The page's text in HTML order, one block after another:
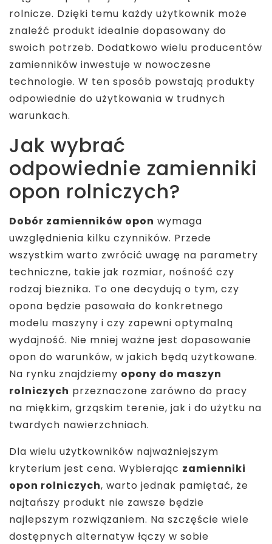
rolnicze. Dzięki temu każdy użytkownik może
znaleźć produkt idealnie dopasowany do
swoich potrzeb. Dodatkowo wielu producentów
zamienników inwestuje w nowoczesne
technologie. W ten sposób powstają produkty
odpowiednie do użytkowania w trudnych
warunkach.
Jak wybrać
odpowiednie zamienniki
opon rolniczych?
Dobór zamienników opon wymaga
uwzględnienia kilku czynników. Przede
wszystkim warto zwrócić uwagę na parametry
techniczne, takie jak rozmiar, nośność czy
rodzaj bieżnika. To one decydują o tym, czy
opona będzie pasowała do konkretnego
modelu maszyny i czy zapewni optymalną
wydajność. Nie mniej ważne jest dopasowanie
opon do warunków, w jakich będą użytkowane.
Na rynku znajdziemy opony do maszyn
rolniczych przeznaczone zarówno do pracy
na miękkim, grząskim terenie, jak i do użytku na
twardych nawierzchniach.
Dla wielu użytkowników najważniejszym
kryterium jest cena. Wybierając zamienniki
opon rolniczych, warto jednak pamiętać, że
najtańszy produkt nie zawsze będzie
najlepszym rozwiązaniem. Na szczęście wiele
dostępnych alternatyw łączy w sobie